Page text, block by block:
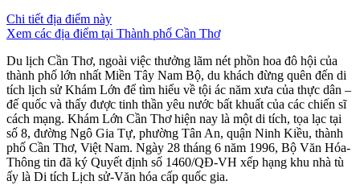
Chi tiết địa điểm này
Xem các địa điểm tại Thành phố Cần Thơ
Du lịch Cần Thơ, ngoài việc thưởng lãm nét phồn hoa đô hội của
thành phố lớn nhất Miền Tây Nam Bộ, du khách đừng quên đến di
tích lịch sử Khám Lớn để tìm hiểu về tội ác năm xưa của thực dân –
đế quốc và thấy được tinh thần yêu nước bất khuất của các chiến sĩ
cách mạng. Khám Lớn Cần Thơ hiện nay là một di tích, tọa lạc tại
số 8, đường Ngô Gia Tự, phường Tân An, quận Ninh Kiều, thành
phố Cần Thơ, Việt Nam. Ngày 28 tháng 6 năm 1996, Bộ Văn Hóa-
Thông tin đã ký Quyết định số 1460/QĐ-VH xếp hạng khu nhà tù
ấy là Di tích Lịch sử-Văn hóa cấp quốc gia.